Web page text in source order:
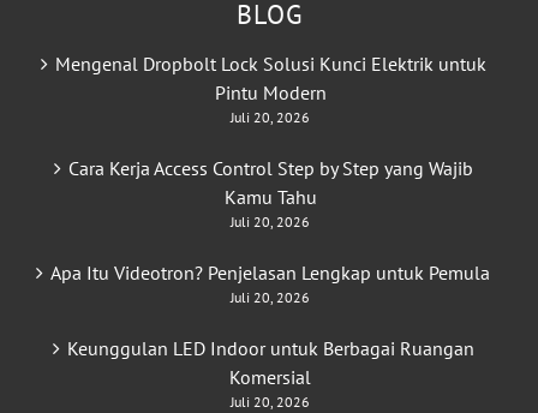
BLOG
Mengenal Dropbolt Lock Solusi Kunci Elektrik untuk
Pintu Modern
Juli 20, 2026
Cara Kerja Access Control Step by Step yang Wajib
Kamu Tahu
Juli 20, 2026
Apa Itu Videotron? Penjelasan Lengkap untuk Pemula
Juli 20, 2026
Keunggulan LED Indoor untuk Berbagai Ruangan
Komersial
Juli 20, 2026